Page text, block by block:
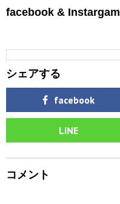
facebook & Instargam
シェアする
facebook
LINE
コメント